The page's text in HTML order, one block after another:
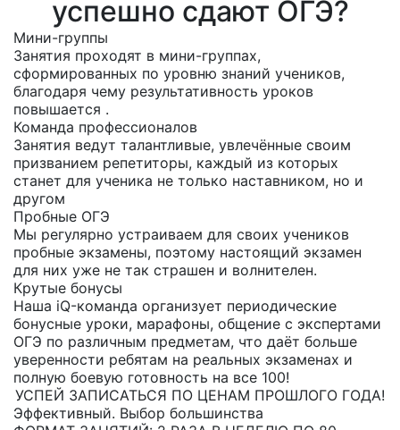
успешно сдают ОГЭ?
Мини-группы
Занятия проходят в мини-группах,
сформированных по уровню знаний учеников,
благодаря чему результативность уроков
повышается .
Команда профессионалов
Занятия ведут талантливые, увлечённые своим
призванием репетиторы, каждый из которых
станет для ученика не только наставником, но и
другом
Пробные ОГЭ
Мы регулярно устраиваем для своих учеников
пробные экзамены, поэтому настоящий экзамен
для них уже не так страшен и волнителен.
Крутые бонусы
Наша iQ-команда организует периодические
бонусные уроки, марафоны, общение с экспертами
ОГЭ по различным предметам, что даёт больше
уверенности ребятам на реальных экзаменах и
полную боевую готовность на все 100!
УСПЕЙ ЗАПИСАТЬСЯ ПО ЦЕНАМ ПРОШЛОГО ГОДА!
Эффективный. Выбор большинства